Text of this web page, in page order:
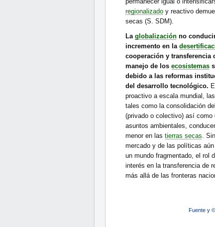
regionalizado y reactivo
secas (S. SDM).
La globalización no
incremento en la
cooperación y transferencia
manejo de los ecosistemas
debido a las reformas
del desarrollo tecnológico.
proactivo a escala mundial,
tales como la consolidación
(privado o colectivo) así como
asuntos ambientales,
menor en las tierras secas.
mercado y de las políticas
un mundo fragmentado, el rol
interés en la transferencia de
más allá de las fronteras
Fuente y ©